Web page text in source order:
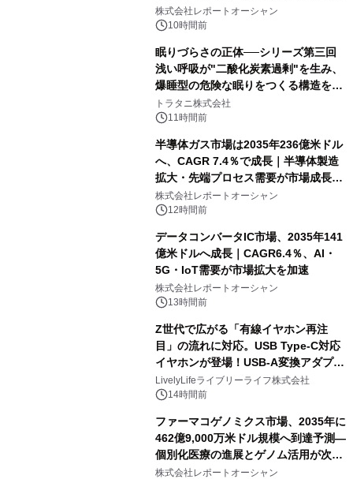
牽引
株式会社レポートオーシャン
10時間前
眠りづらさの正体──シリーズ第三回
浅い呼吸が"二酸化炭素過剰"を生み、
爆睡型の危険な眠りをつくる構造を解
説
トラタニ株式会社
11時間前
半導体ガス市場は2035年236億米ドル
へ、CAGR 7.4％で成長｜半導体製造
拡大・先端プロセス需要が市場成長を
加速
株式会社レポートオーシャン
12時間前
データコンバータIC市場、2035年141
億米ドルへ成長｜CAGR6.4％、AI・
5G・IoT需要が市場拡大を加速
株式会社レポートオーシャン
13時間前
Z世代で広がる「有線イヤホン再注
目」の流れに対応。USB Type-C対応
イヤホンが登場！USB-A変換アダプタ
ー付きでスマホからパソコンまで幅広
く活用可能
LivelyLifeライブリーライフ株式会社
14時間前
ファーマコゲノミクス市場、2035年に
462億9,000万米ドル規模へ到達予測―
個別化医療の進展とゲノム活用が次世
代ヘルスケア投資を加速
株式会社レポートオーシャン